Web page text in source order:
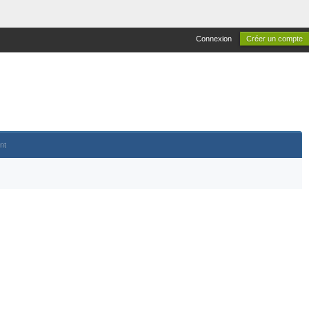
Connexion Créer un compte